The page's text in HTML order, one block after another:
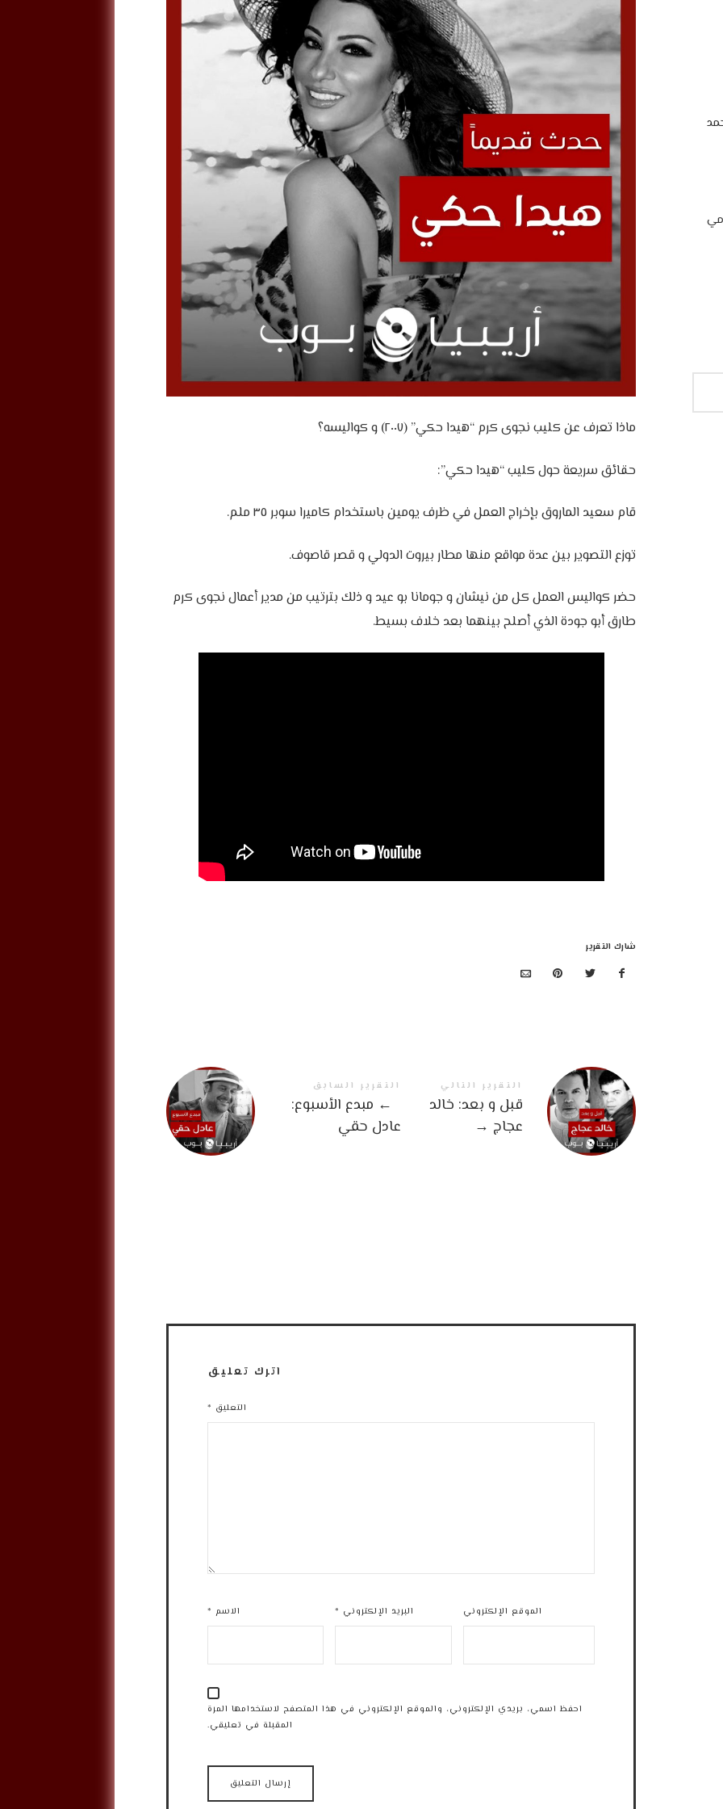
‎حضر كواليس العمل كل من نيشان و جومانا بو عيد و ذلك بترتيب من مدير أعمال نجوى كرم
طارق أبو جودة الذي أصلح بينهما بعد خلاف بسيط.
شارك التقرير
التقرير السابق
← مبدع الأسبوع:
عادل حقي
التقرير التالي
قبل و بعد: خالد
عجاج →
اترك تعليق
التعليق *
الاسم * البريد الإلكتروني * الموقع الإلكتروني
احفظ اسمي، بريدي الإلكتروني، والموقع الإلكتروني في هذا المتصفح لاستخدامها المرة
المقبلة في تعليقي.